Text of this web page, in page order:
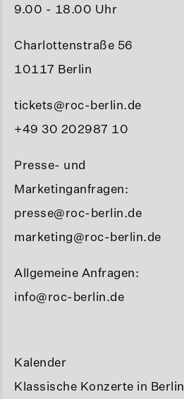
9.00 - 18.00 Uhr
Charlottenstraße 56
10117 Berlin
tickets@roc-berlin.de
+49 30 202987 10
Presse- und
Marketinganfragen:
presse@roc-berlin.de
marketing@roc-berlin.de
Allgemeine Anfragen:
info@roc-berlin.de
Kalender
Klassische Konzerte in Berlin